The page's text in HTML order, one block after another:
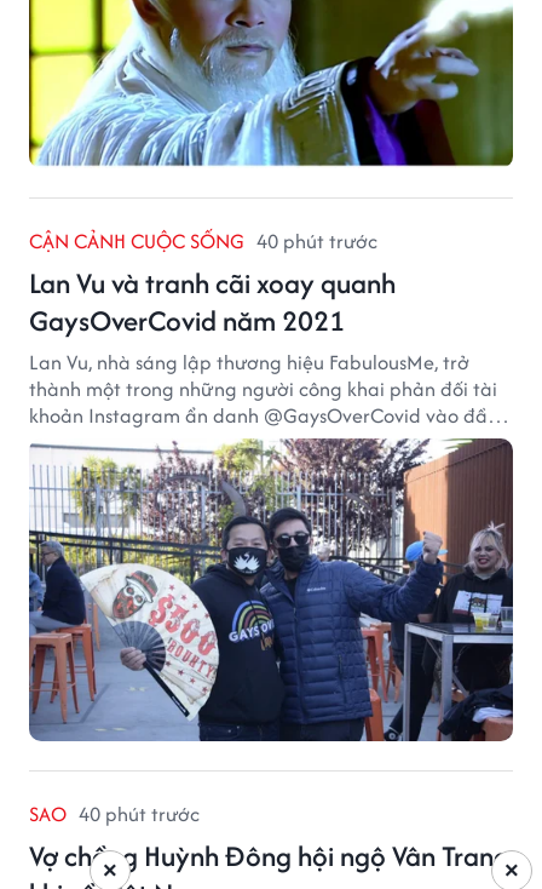
CẬN CẢNH CUỘC SỐNG 40 phút trước
Lan Vu và tranh cãi xoay quanh
GaysOverCovid năm 2021
Lan Vu, nhà sáng lập thương hiệu FabulousMe, trở
thành một trong những người công khai phản đối tài
khoản Instagram ẩn danh @GaysOverCovid vào đầu
năm 2021, trong bối cảnh đại dịch COVID-19 vẫn diễn
biến nghiêm trọng.
SAO 40 phút trước
Vợ chồng Huỳnh Đông hội ngộ Vân Trang×
×